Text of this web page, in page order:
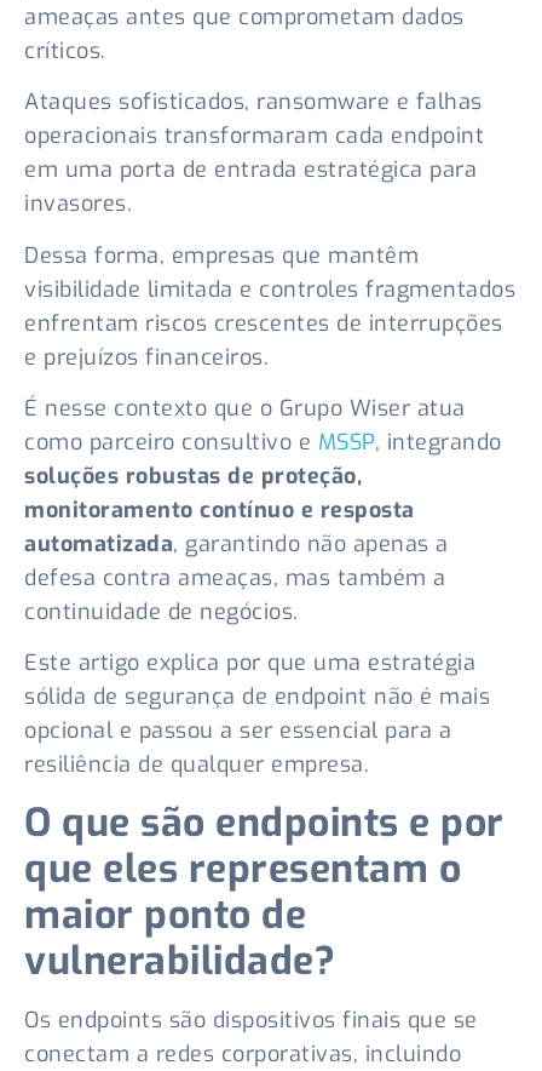
ameaças antes que comprometam dados
críticos.
Ataques sofisticados, ransomware e falhas
operacionais transformaram cada endpoint
em uma porta de entrada estratégica para
invasores.
Dessa forma, empresas que mantêm
visibilidade limitada e controles fragmentados
enfrentam riscos crescentes de interrupções
e prejuízos financeiros.
É nesse contexto que o Grupo Wiser atua
como parceiro consultivo e MSSP, integrando
soluções robustas de proteção,
monitoramento contínuo e resposta
automatizada, garantindo não apenas a
defesa contra ameaças, mas também a
continuidade de negócios.
Este artigo explica por que uma estratégia
sólida de segurança de endpoint não é mais
opcional e passou a ser essencial para a
resiliência de qualquer empresa.
O que são endpoints e por
que eles representam o
maior ponto de
vulnerabilidade?
Os endpoints são dispositivos finais que se
conectam a redes corporativas, incluindo